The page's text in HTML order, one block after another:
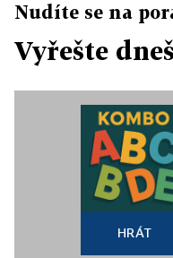
Nudíte se na
Vyřešte
HRÁT